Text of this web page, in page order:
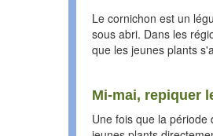
Le cornichon est un
sous abri. Dans les
que les jeunes plants
Mi-mai, repiquer
Une fois que la période